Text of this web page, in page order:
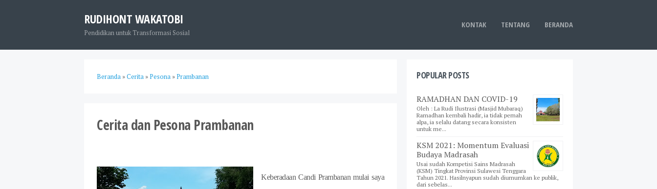
RUDIHONT WAKATOBI
Pendidikan untuk Transformasi Sosial
BERANDA
TENTANG
KONTAK
Beranda »Cerita »Pesona »Prambanan
Cerita dan Pesona Prambanan
Keberadaan Candi Prambanan mulai saya
POPULAR POSTS
RAMADHAN DAN COVID-19
Oleh : La Rudi Ilustrasi (Masjid Mubaraq)
Ramadhan kembali hadir, ia tidak pernah
alpa, ia selalu datang secara konsisten
untuk me...
KSM 2021: Momentum Evaluasi
Budaya Madrasah
Usai sudah Kompetisi Sains Madrasah
(KSM) Tingkat Provinsi Sulawesi Tenggara
Tahun 2021. Hasilnyapun sudah diumumkan ke publik,
dari sebelas...